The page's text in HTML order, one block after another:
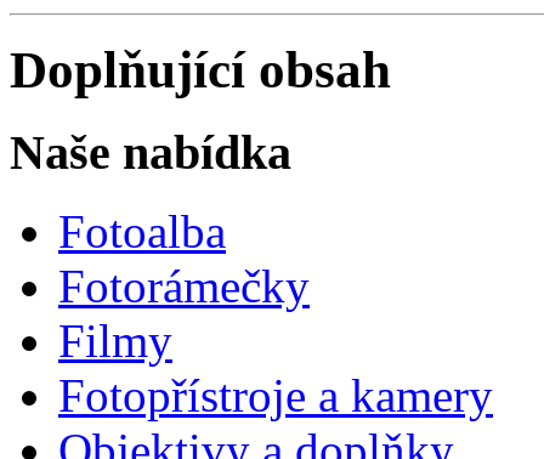
Doplňující obsah
Naše nabídka
Fotoalba
Fotorámečky
Filmy
Fotopřístroje a kamery